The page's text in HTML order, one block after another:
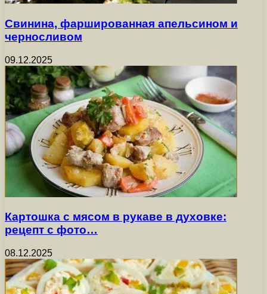
Свинина, фаршированная апельсином и
черносливом
09.12.2025
Картошка с мясом в рукаве в духовке:
рецепт с фото…
08.12.2025